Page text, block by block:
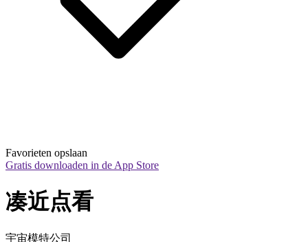
Favorieten opslaan
Gratis downloaden in de App Store
凑近点看
宇宙模特公司